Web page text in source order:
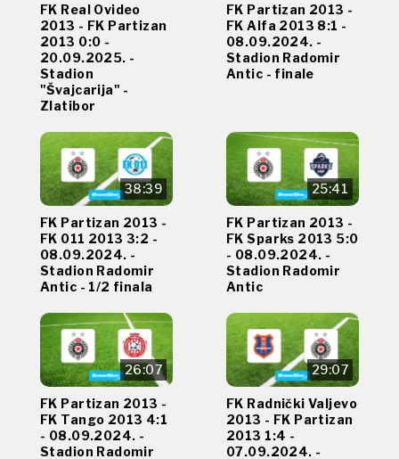
FK Real Ovideo
2013 - FK Partizan
2013 0:0 -
20.09.2025. -
Stadion
"Švajcarija" -
Zlatibor
FK Partizan 2013 -
FK Alfa 2013 8:1 -
08.09.2024. -
Stadion Radomir
Antic - finale
38:39
FK Partizan 2013 -
FK 011 2013 3:2 -
08.09.2024. -
Stadion Radomir
Antic - 1/2 finala
25:41
FK Partizan 2013 -
FK Sparks 2013 5:0
- 08.09.2024. -
Stadion Radomir
Antic
26:07
FK Partizan 2013 -
FK Tango 2013 4:1
- 08.09.2024. -
Stadion Radomir
29:07
FK Radnički Valjevo
2013 - FK Partizan
2013 1:4 -
07.09.2024. -